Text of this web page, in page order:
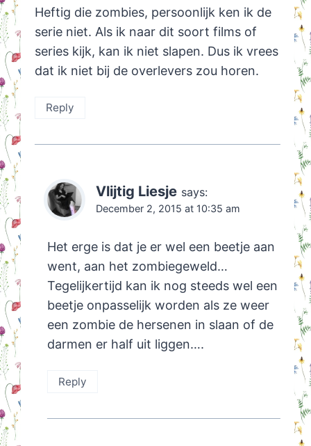
Heftig die zombies, persoonlijk ken ik de
serie niet. Als ik naar dit soort films of
series kijk, kan ik niet slapen. Dus ik vrees
dat ik niet bij de overlevers zou horen.
Reply
Vlijtig Liesje says:
December 2, 2015 at 10:35 am
Het erge is dat je er wel een beetje aan
went, aan het zombiegeweld…
Tegelijkertijd kan ik nog steeds wel een
beetje onpasselijk worden als ze weer
een zombie de hersenen in slaan of de
darmen er half uit liggen….
Reply